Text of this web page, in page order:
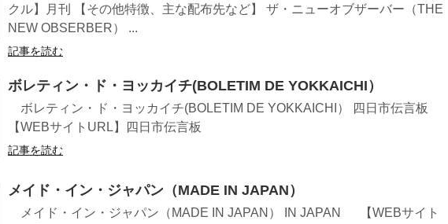
クル】月刊 【その他特徴、主な配布先など】 ザ・ニューオブザーバー（THE
NEW OBSERBER） ...
記事を読む
ボレティン・ド・ヨッカイチ(BOLETIM DE YOKKAICHI）
ボレティン・ド・ヨッカイチ(BOLETIM DE YOKKAICHI） 四日市伝言板
【WEBサイトURL】四日市伝言板
記事を読む
メイド・イン・ジャパン（MADE IN JAPAN）
メイド・イン・ジャパン（MADE IN JAPAN） IN JAPAN 【WEBサイト